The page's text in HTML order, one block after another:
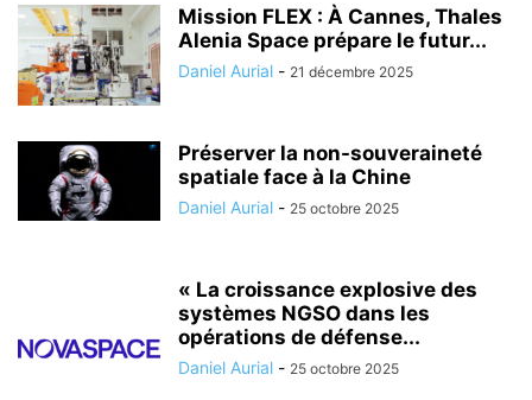
Mission FLEX : À Cannes, Thales
Alenia Space prépare le futur...
Daniel Aurial - 21 décembre 2025
Préserver la non-souveraineté
spatiale face à la Chine
Daniel Aurial - 25 octobre 2025
« La croissance explosive des
systèmes NGSO dans les
opérations de défense...
Daniel Aurial - 25 octobre 2025